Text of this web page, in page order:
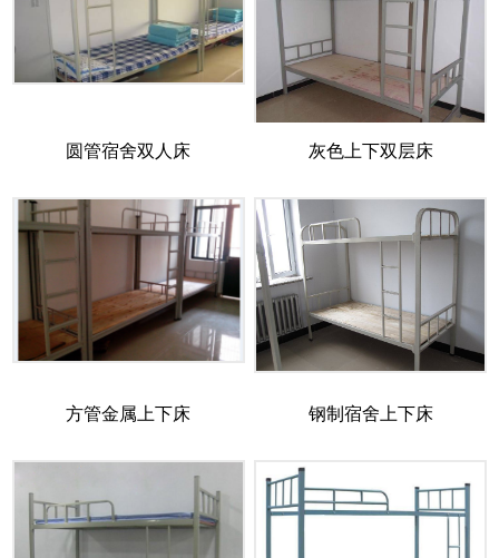
圆管宿舍双人床 灰色上下双层床
方管金属上下床 钢制宿舍上下床